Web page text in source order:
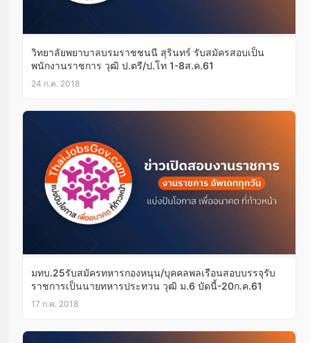
วิทยาลัยพยาบาลบรมราชชนนี สุรินทร์ รับสมัครสอบเป็น
พนักงานราชการ วุฒิ ป.ตรี/ป.โท 1-8ส.ค.61
24 ก.ค. 2018
มทบ.25รับสมัครทหารกองหนุน/บุคคลพลเรือนสอบบรรจุรับ
ราชการเป็นนายทหารประทวน วุฒิ ม.6 บัดนี้-20ก.ค.61
17 ก.ค. 2018